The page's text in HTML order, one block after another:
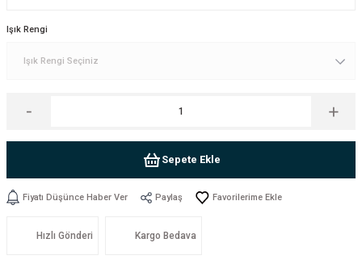
Işık Rengi
Sepete Ekle
Fiyatı Düşünce Haber Ver Paylaş
Hızlı Gönderi Kargo Bedava